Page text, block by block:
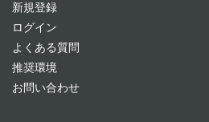
新規登録
ログイン
よくある質問
推奨環境
お問い合わせ